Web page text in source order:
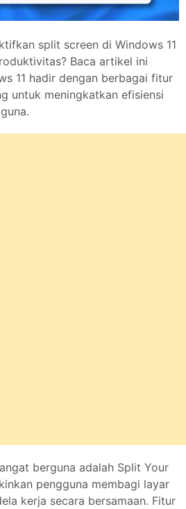
split screen di Windows 11
Baca artikel ini
11 hadir dengan berbagai fitur
untuk meningkatkan efisiensi
berguna adalah Split Your
pengguna membagi layar
kerja secara bersamaan. Fitur